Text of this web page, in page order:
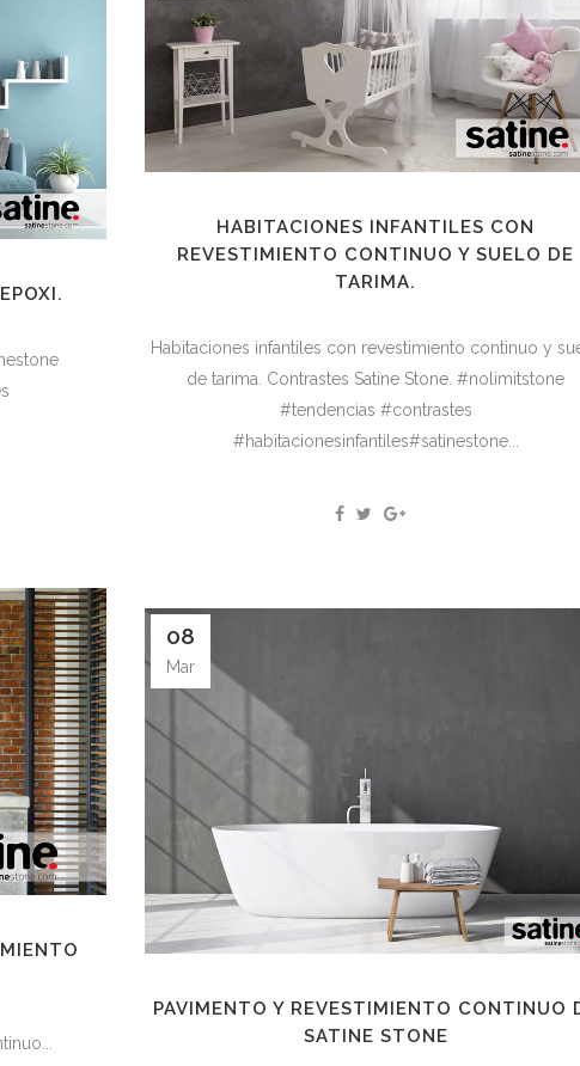
HABITACIONES INFANTILES CON
REVESTIMIENTO CONTINUO Y SUELO DE
TARIMA.
Habitaciones infantiles con revestimiento continuo y
de tarima. Contrastes Satine Stone. #nolimitstone
#tendencias #contrastes
#habitacionesinfantiles#satinestone...
08
Mar
PAVIMENTO Y REVESTIMIENTO CONTINUO
SATINE STONE